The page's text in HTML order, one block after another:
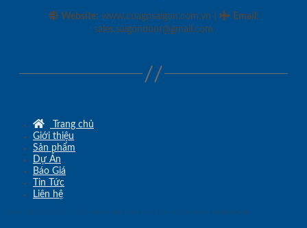
Website: www.cuagosaigon.com.vn Email :
sales.saigondoor@gmail.com
Trang chủ
Giới thiệu
Sản phẩm
Dự Án
Báo Giá
Tin Tức
Liên hệ